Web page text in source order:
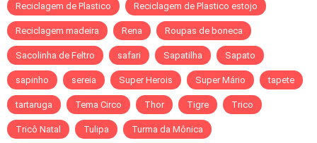
Reciclagem de Plastico Reciclagem de Plastico estojo
Reciclagem madeira Rena Roupas de boneca
Sacolinha de Feltro safari Sapatilha Sapato
sapinho sereia Super Herois Super Mário tapete
tartaruga Tema Circo Thor Tigre Trico
Tricô Natal Tulipa Turma da Mônica